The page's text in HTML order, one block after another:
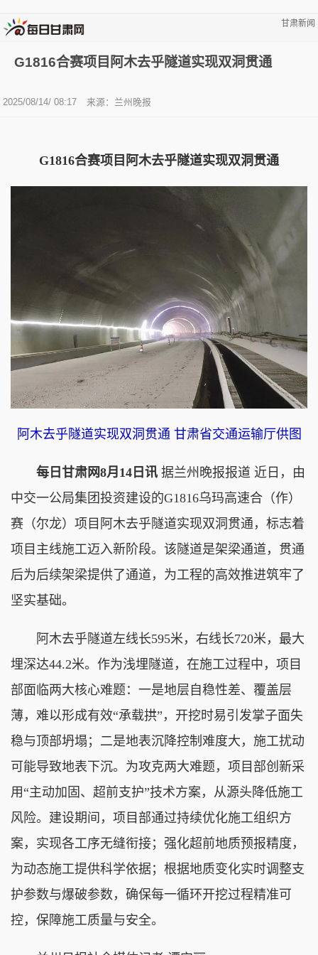
甘肃新闻
G1816合赛项目阿木去乎隧道实现双洞贯通
2025/08/14/ 08:17 来源：兰州晚报
G1816合赛项目阿木去乎隧道实现双洞贯通
阿木去乎隧道实现双洞贯通 甘肃省交通运输厅供图
每日甘肃网8月14日讯 据兰州晚报报道 近日，由
中交一公局集团投资建设的G1816乌玛高速合（作）
赛（尔龙）项目阿木去乎隧道实现双洞贯通，标志着
项目主线施工迈入新阶段。该隧道是架梁通道，贯通
后为后续架梁提供了通道，为工程的高效推进筑牢了
坚实基础。
阿木去乎隧道左线长595米，右线长720米，最大
埋深达44.2米。作为浅埋隧道，在施工过程中，项目
部面临两大核心难题：一是地层自稳性差、覆盖层
薄，难以形成有效“承载拱”，开挖时易引发掌子面失
稳与顶部坍塌；二是地表沉降控制难度大，施工扰动
可能导致地表下沉。为攻克两大难题，项目部创新采
用“主动加固、超前支护”技术方案，从源头降低施工
风险。建设期间，项目部通过持续优化施工组织方
案，实现各工序无缝衔接；强化超前地质预报精度，
为动态施工提供科学依据；根据地质变化实时调整支
护参数与爆破参数，确保每一循环开挖过程精准可
控，保障施工质量与安全。